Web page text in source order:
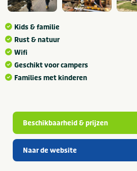
Kids & familie
Rust & natuur
Wifi
Geschikt voor campers
Families met kinderen
Beschikbaarheid & prijzen
Naar de website